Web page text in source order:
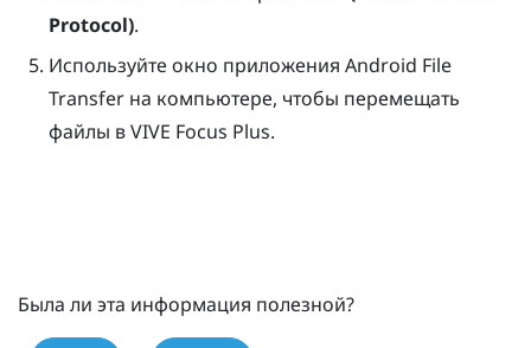
Protocol).
Используйте окно приложения Android File
Transfer на компьютере, чтобы перемещать
файлы вVIVE Focus Plus.
Была ли эта информация полезной?